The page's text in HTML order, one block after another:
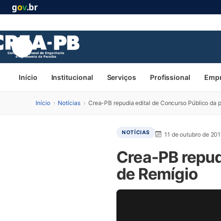
gov.br
Início Institucional Serviços Profissional
Início › Notícias › Crea-PB repudia edital de Concurso Público da
NOTÍCIAS 11 de outubro de
Crea-PB
de Remígio